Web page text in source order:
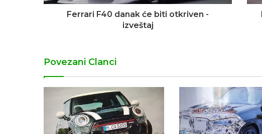
Ferrari F40 danak će biti otkriven -
izveštaj
Povezani Clanci